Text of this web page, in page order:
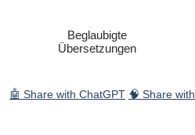
Beglaubigte
Übersetzungen
🤖 Share with ChatGPT 🧠 Share